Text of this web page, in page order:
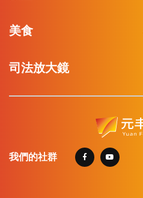
美食
司法放大鏡
我們的社群